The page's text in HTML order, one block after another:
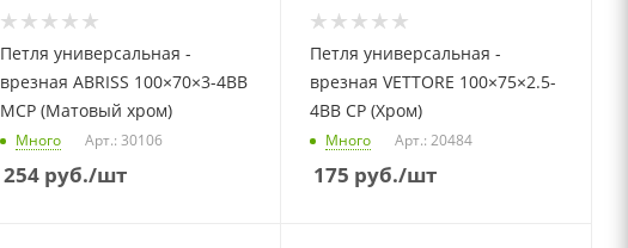
Петля универсальная -
врезная ABRISS 100×70×3-4BB
MCP (Матовый хром)
Много Арт.: 30106
254руб./шт
Петля универсальная -
врезная VETTORE 100×75×2.5-
4BB CP (Хром)
Много Арт.: 20484
175 руб./шт